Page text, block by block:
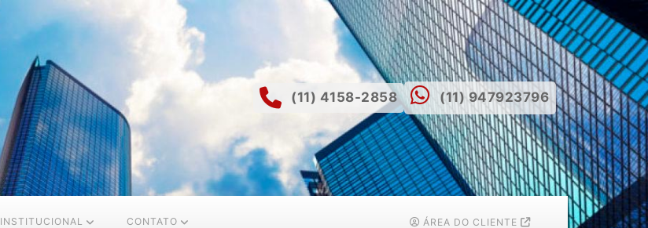
(11) 4158-2858 (11) 947923796
INSTITUCIONAL CONTATO ÁREA DO CLIENTE